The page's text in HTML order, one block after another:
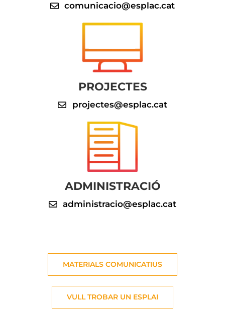
comunicacio@esplac.cat
PROJECTES
projectes@esplac.cat
ADMINISTRACIÓ
administracio@esplac.cat
MATERIALS COMUNICATIUS
VULL TROBAR UN ESPLAI